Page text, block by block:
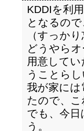
KDDIを利
となるの
（すっか
どうやら
用意して
うことらし
我が家に
たので、こ
でも、今
う。